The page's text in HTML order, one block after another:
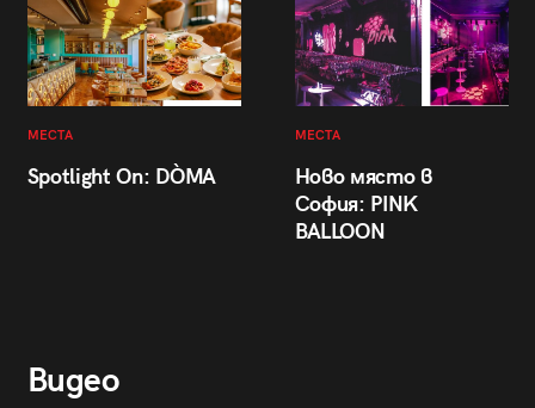
МЕСТА
Spotlight On: DÒMA
МЕСТА
Ново място в
София: PINK
BALLOON
Видео